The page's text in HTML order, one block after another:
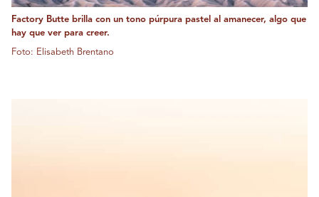
Factory Butte brilla con un tono púrpura pastel al amanecer, algo que
hay que ver para creer.
Foto: Elisabeth Brentano